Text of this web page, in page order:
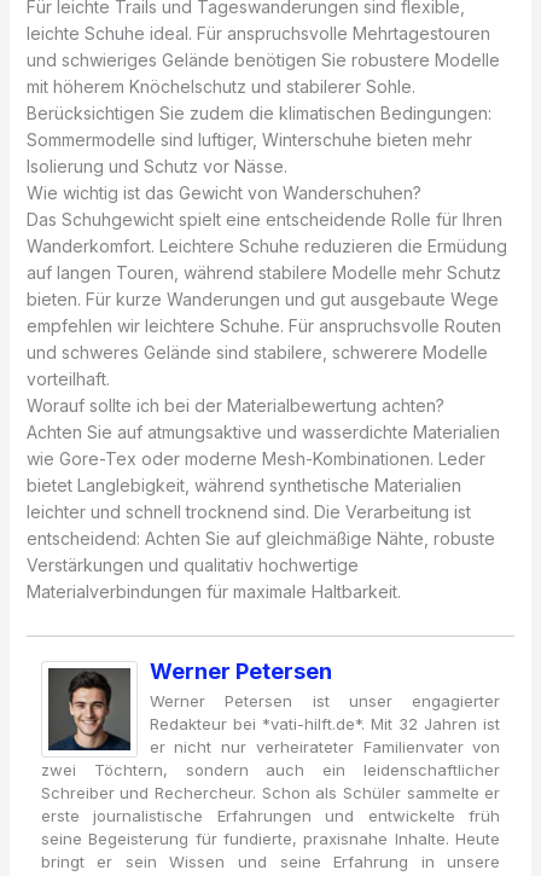
Für leichte Trails und Tageswanderungen sind flexible,
leichte Schuhe ideal. Für anspruchsvolle Mehrtagestouren
und schwieriges Gelände benötigen Sie robustere Modelle
mit höherem Knöchelschutz und stabilerer Sohle.
Berücksichtigen Sie zudem die klimatischen Bedingungen:
Sommermodelle sind luftiger, Winterschuhe bieten mehr
Isolierung und Schutz vor Nässe.
Wie wichtig ist das Gewicht von Wanderschuhen?
Das Schuhgewicht spielt eine entscheidende Rolle für Ihren
Wanderkomfort. Leichtere Schuhe reduzieren die Ermüdung
auf langen Touren, während stabilere Modelle mehr Schutz
bieten. Für kurze Wanderungen und gut ausgebaute Wege
empfehlen wir leichtere Schuhe. Für anspruchsvolle Routen
und schweres Gelände sind stabilere, schwerere Modelle
vorteilhaft.
Worauf sollte ich bei der Materialbewertung achten?
Achten Sie auf atmungsaktive und wasserdichte Materialien
wie Gore-Tex oder moderne Mesh-Kombinationen. Leder
bietet Langlebigkeit, während synthetische Materialien
leichter und schnell trocknend sind. Die Verarbeitung ist
entscheidend: Achten Sie auf gleichmäßige Nähte, robuste
Verstärkungen und qualitativ hochwertige
Materialverbindungen für maximale Haltbarkeit.
Werner Petersen
Werner Petersen ist unser engagierter
Redakteur bei *vati-hilft.de*. Mit 32 Jahren ist
er nicht nur verheirateter Familienvater von
zwei Töchtern, sondern auch ein leidenschaftlicher
Schreiber und Rechercheur. Schon als Schüler sammelte er
erste journalistische Erfahrungen und entwickelte früh
seine Begeisterung für fundierte, praxisnahe Inhalte. Heute
bringt er sein Wissen und seine Erfahrung in unsere